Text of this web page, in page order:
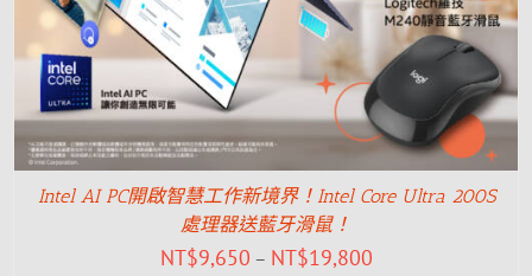
Intel AI PC開啟智慧工作新境界！Intel Core Ultra 200S
處理器送藍牙滑鼠！
NT$9,650 – NT$19,800